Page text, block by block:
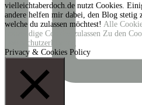
vielleichtaberdoch.de nutzt Cookies.
andere helfen mir dabei, den Blog stetig
welche du zulassen möchtest! Alle
notwendige Cookies zulassen Zu den
Datenschutzerklärung
Privacy & Cookies Policy